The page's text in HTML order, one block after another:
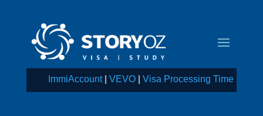
ImmiAccount|VEVO |Visa Processing Time